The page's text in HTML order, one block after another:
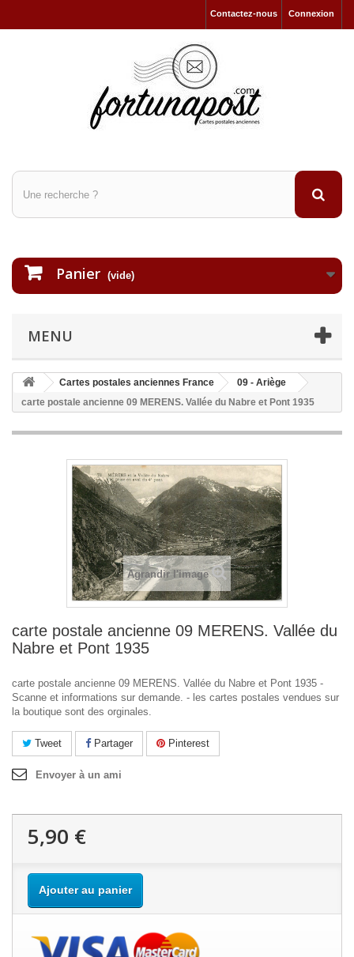
Connexion
Contactez-nous
Panier (vide)
MENU
Cartes postales anciennes France
09 - Ariège
carte postale ancienne 09 MERENS. Vallée du Nabre et Pont 1935
Agrandir l'image
carte postale ancienne 09 MERENS. Vallée du
Nabre et Pont 1935
carte postale ancienne 09 MERENS. Vallée du Nabre et Pont 1935 -
Scanne et informations sur demande. - les cartes postales vendues sur
la boutique sont des orginales.
Tweet Partager Pinterest
Envoyer à un ami
5,90 €
Ajouter au panier